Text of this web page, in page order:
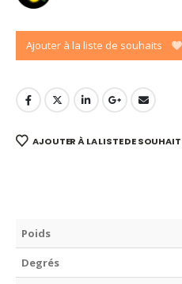
Ajouter à la liste de souhaits
AJOUTER À LA LISTE DE
Poids
Degrés